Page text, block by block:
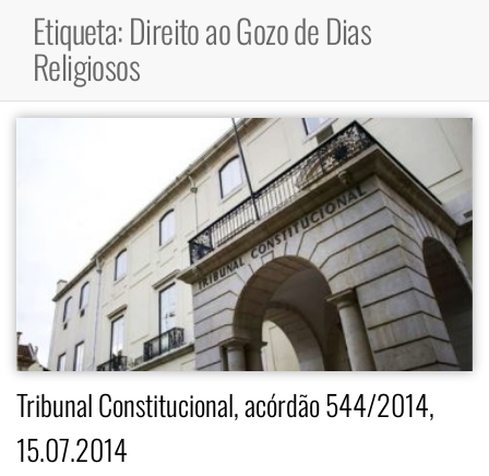
Etiqueta:Direito ao Gozo de Dias
Religiosos
Tribunal Constitucional, acórdão 544/2014,
15.07.2014